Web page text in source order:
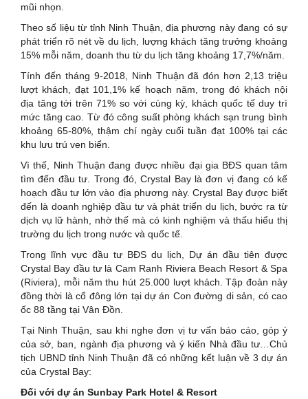
mũi nhọn.
Theo số liệu từ tỉnh Ninh Thuận, địa phương này đang có sự
phát triển rõ nét về du lịch, lượng khách tăng trưởng khoảng
15% mỗi năm, doanh thu từ du lịch tăng khoảng 17,7%/năm.
Tính đến tháng 9-2018, Ninh Thuận đã đón hơn 2,13 triệu
lượt khách, đạt 101,1% kế hoạch năm, trong đó khách nội
địa tăng tới trên 71% so với cùng kỳ, khách quốc tế duy trì
mức tăng cao. Từ đó công suất phòng khách sạn trung bình
khoảng 65-80%, thậm chí ngày cuối tuần đạt 100% tại các
khu lưu trú ven biển.
Vì thế, Ninh Thuận đang được nhiều đại gia BĐS quan tâm
tìm đến đầu tư. Trong đó, Crystal Bay là đơn vị đang có kế
hoạch đầu tư lớn vào địa phương này. Crystal Bay được biết
đến là doanh nghiệp đầu tư và phát triển du lịch, bước ra từ
dịch vụ lữ hành, nhờ thế mà có kinh nghiệm và thấu hiểu thị
trường du lịch trong nước và quốc tế.
Trong lĩnh vực đầu tư BĐS du lịch, Dự án đầu tiên được
Crystal Bay đầu tư là Cam Ranh Riviera Beach Resort & Spa
(Riviera), mỗi năm thu hút 25.000 lượt khách. Tập đoàn này
đồng thời là cổ đông lớn tại dự án Con đường di sản, có cao
ốc 88 tầng tại Vân Đồn.
Tại Ninh Thuận, sau khi nghe đơn vị tư vấn báo cáo, góp ý
của sở, ban, ngành địa phương và ý kiến Nhà đầu tư…Chủ
tịch UBND tỉnh Ninh Thuận đã có những kết luận về 3 dự án
của Crystal Bay:
Đối với dự án Sunbay Park Hotel & Resort